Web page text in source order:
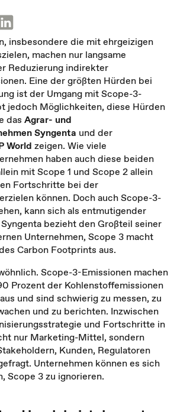
insbesondere die mit ehrgeizigen
machen nur langsame
Reduzierung indirekter
Eine der größten Hürden bei
ist der Umgang mit Scope-3-
jedoch Möglichkeiten, diese Hürden
das Agrar- und
Syngenta und der
World zeigen. Wie viele
haben auch diese beiden
mit Scope 1 und Scope 2 allein
Fortschritte bei der
können. Doch auch Scope-3-
kann sich als entmutigender
bezieht den Großteil seiner
Unternehmen, Scope 3 macht
Carbon Footprints aus.
Scope-3-Emissionen machen
Prozent der Kohlenstoffemissionen
und sind schwierig zu messen, zu
und zu berichten. Inzwischen
und Fortschritte in
nur Marketing-Mittel, sondern
Kunden, Regulatoren
Unternehmen können es sich
Scope 3 zu ignorieren.